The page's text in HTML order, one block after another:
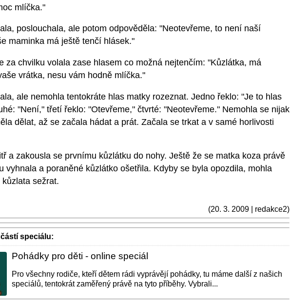
mlíčka."
poslouchala, ale potom odpověděla: "Neotevřeme, to není naší
maminka má ještě tenčí hlásek."
za chvilku volala zase hlasem co možná nejtenčím: "Kůzlátka, má
vrátka, nesu vám hodně mlíčka."
ale nemohla tentokráte hlas matky rozeznat. Jedno řeklo: "Je to hlas
"Není," třetí řeklo: "Otevřeme," čtvrté: "Neotevřeme." Nemohla se nijak
dělat, až se začala hádat a prát. Začala se trkat a v samé horlivosti
a zakousla se prvnímu kůzlátku do nohy. Ještě že se matka koza právě
vyhnala a poraněné kůzlátko ošetřila. Kdyby se byla opozdila, mohla
kůzlata sežrat.
(20. 3. 2009 | redakce2)
speciálu:
Pohádky pro děti - online speciál
Pro všechny rodiče, kteří dětem rádi vyprávějí pohádky, tu máme další z našich
speciálů, tentokrát zaměřený právě na tyto příběhy. Vybrali...